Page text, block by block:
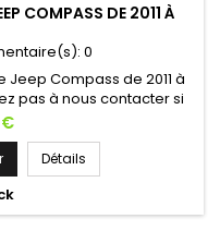
COMPASS DE 2011 À
0
Compass de 2011 à
pas à nous contacter si
!
Détails